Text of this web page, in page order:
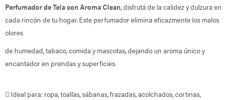
Perfumador de Tela con Aroma Clean, disfrutá de la calidez y dulzura en
cada rincón de tu hogar. Este perfumador elimina eficazmente los malos
olores
de humedad, tabaco, comida y mascotas, dejando un aroma único y
encantador en prendas y superficies.
 Ideal para: ropa, toallas, sábanas, frazadas, acolchados, cortinas,